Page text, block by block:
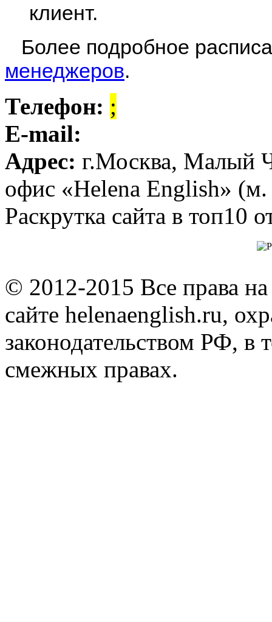
клиент.
Более подробное
менеджеров.
Телефон: ;
E-mail:
Адрес: г.Москва, Малый
офис «Helena English»
Раскрутка сайта в топ10
© 2012-2015 Все права
сайте helenaenglish.ru,
законодательством РФ, в
смежных правах.